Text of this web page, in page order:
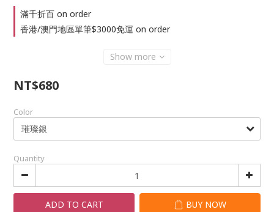
滿千折百 on order
香港/澳門地區單筆$3000免運 on order
Show more
NT$680
Color
Quantity
ADD TO CART BUY NOW